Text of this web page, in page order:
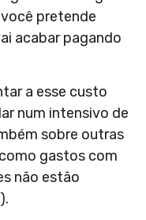
pretende
acabar pagando
a esse custo
num intensivo de
sobre outras
gastos com
não estão